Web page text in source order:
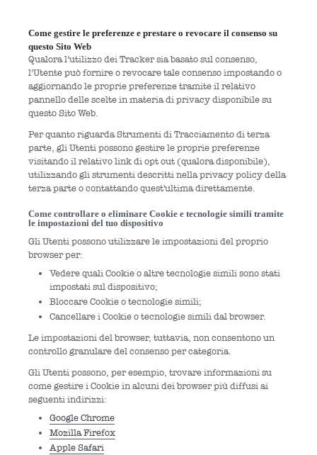
Come gestire le preferenze e prestare o revocare il consenso su
questo Sito Web
Qualora l’utilizzo dei Tracker sia basato sul consenso,
l’Utente può fornire o revocare tale consenso impostando o
aggiornando le proprie preferenze tramite il relativo
pannello delle scelte in materia di privacy disponibile su
questo Sito Web.
Per quanto riguarda Strumenti di Tracciamento di terza
parte, gli Utenti possono gestire le proprie preferenze
visitando il relativo link di opt out (qualora disponibile),
utilizzando gli strumenti descritti nella privacy policy della
terza parte o contattando quest'ultima direttamente.
Come controllare o eliminare Cookie e tecnologie simili tramite
le impostazioni del tuo dispositivo
Gli Utenti possono utilizzare le impostazioni del proprio
browser per:
Vedere quali Cookie o altre tecnologie simili sono stati
impostati sul dispositivo;
Bloccare Cookie o tecnologie simili;
Cancellare i Cookie o tecnologie simili dal browser.
Le impostazioni del browser, tuttavia, non consentono un
controllo granulare del consenso per categoria.
Gli Utenti possono, per esempio, trovare informazioni su
come gestire i Cookie in alcuni dei browser più diffusi ai
seguenti indirizzi:
Google Chrome
Mozilla Firefox
Apple Safari